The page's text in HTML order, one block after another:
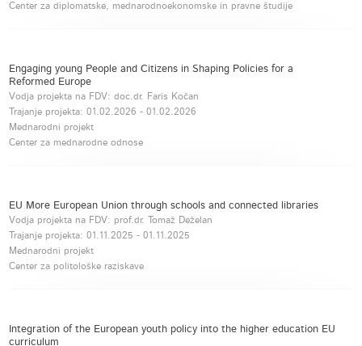
Center za diplomatske, mednarodnoekonomske in pravne študije
Engaging young People and Citizens in Shaping Policies for a
Reformed Europe
Vodja projekta na FDV: doc.dr. Faris Kočan
Trajanje projekta:01.02.2026 -01.02.2026
Mednarodni projekt
Center za mednarodne odnose
EU More European Union through schools and connected libraries
Vodja projekta na FDV: prof.dr. Tomaž Deželan
Trajanje projekta:01.11.2025 -01.11.2025
Mednarodni projekt
Center za politološke raziskave
Integration of the European youth policy into the higher education EU
curriculum